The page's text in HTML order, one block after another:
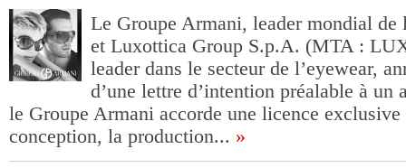
Le Groupe Armani, leader mondial de
et Luxottica Group S.p.A. (MTA :
leader dans le secteur de l’eyewear,
d’une lettre d’intention préalable à un
le Groupe Armani accorde une licence
conception, la production... »